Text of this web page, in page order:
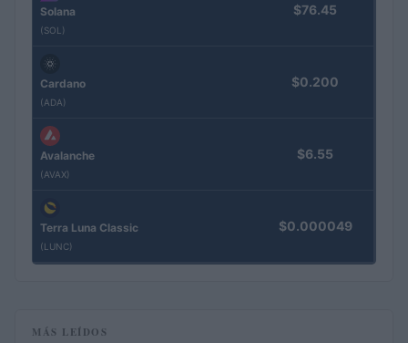
Solana
(SOL)
$76.45
Cardano
(ADA)
$0.200
Avalanche
(AVAX)
$6.55
Terra Luna Classic
(LUNC)
$0.000049
MÁS LEÍDOS